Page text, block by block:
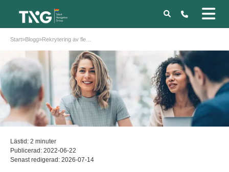
Start»Blogg»
Lästid: 2 minuter
Publicerad: 2022-06-22
Senast redigerad: 2026-07-14